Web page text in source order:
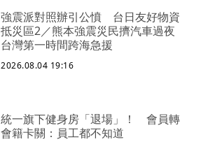
強震派對照辦引公憤 台日友好物資
抵災區2／熊本強震災民擠汽車過夜
台灣第一時間跨海急援
2026.08.04 19:16
統一旗下健身房「退場」！ 會員轉
會籍卡關：員工都不知道